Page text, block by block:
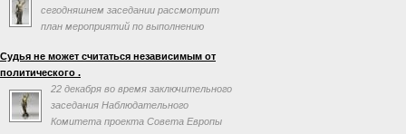
сегодняшнем заседании рассмотрит
план мероприятий по выполнению
Евросоюзом. Об этом говорится в повестке дня
заседания на сайте правительства.
Судья не может считаться независимым от
политического .
22 декабря во время заключительного
заседания Наблюдательного
Комитета проекта Совета Европы